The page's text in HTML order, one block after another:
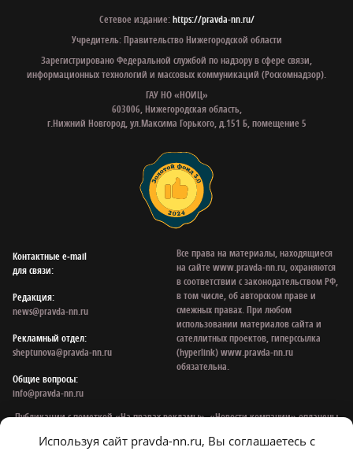
Сетевое издание:https://pravda-nn.ru/
Учредитель: Правительство Нижегородской области
Зарегистрировано Федеральной службой по надзору в сфере связи,
информационных технологий и массовых коммуникаций (Роскомнадзор).
ГАУ НО «НОИЦ»
603006, Нижегородская область,
г.Нижний Новгород, ул.Максима Горького, д.151 Б, помещение 5
Контактные e‑mail
для связи:
Редакция:
news@pravda-nn.ru
Рекламный отдел:
sheptunova@pravda-nn.ru
Общие вопросы:
info@pravda-nn.ru
Все права на материалы, находящиеся
на сайте www.pravda-nn.ru, охраняются
в соответствии с законодательством РФ,
в том числе, об авторском праве и
смежных правах. При любом
использовании материалов сайта и
сателлитных проектов, гиперссылка
(hyperlink) www.pravda-nn.ru
обязательна.
Публикации с пометкой «На правах рекламы», «Новости компании» оплачены
информации, содержащейся в рекламных объявлениях.
Используя сайт pravda-nn.ru, Вы соглашаетесь с